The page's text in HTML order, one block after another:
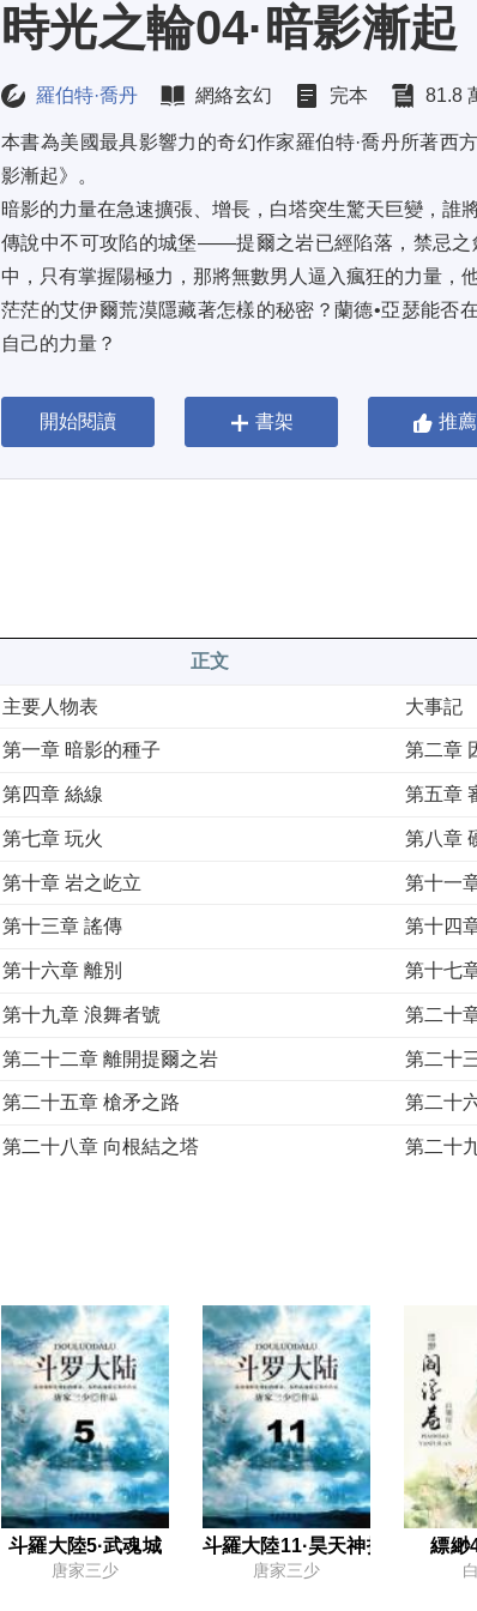
時光之輪04·暗影漸起
羅伯特·喬丹 網絡玄幻 完本 81.8
本書為美國最具影響力的奇幻作家羅伯特·喬丹所著西
影漸起》。
暗影的力量在急速擴張、增長，白塔突生驚天巨變，誰
傳說中不可攻陷的城堡——提爾之岩已經陷落，禁忌
中，只有掌握陽極力，那將無數男人逼入瘋狂的力量，
茫茫的艾伊爾荒漠隱藏著怎樣的秘密？蘭德•亞瑟能否
自己的力量？
而在黑宗兩儀師顯身的坦其克，...
開始閱讀 書架 推薦
正文
主要人物表 大事記
第一章 暗影的種子 第二章
第四章 絲線 第五章
第七章 玩火 第八章
第十章 岩之屹立 第十一
第十三章 謠傳 第十四
第十六章 離別 第十七
第十九章 浪舞者號 第二十
第二十二章 離開提爾之岩 第二十
第二十五章 槍矛之路 第二十
第二十八章 向根結之塔 第二十
第四十章 獸魔人獵手
第四十三章 照看生者 第四十
第四十六章 面紗 第四十
第四十九章 冷岩堡 第五十
第五十二章 需要 第五十
第五十五章 進入深淵 第五十
斗羅大陸5·武魂城
唐家三少
斗羅大陸11·昊天神技
唐家三少
縹緲